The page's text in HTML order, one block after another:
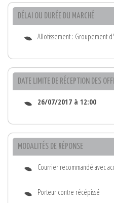
DÉLAI OU DURÉE DU MARCHÉ
Allotissement : Groupement
DATE LIMITE DE RÉCEPTION DES
26/07/2017 à 12:00
MODALITÉS DE RÉPONSE
Courrier recommandé avec
Porteur contre récépissé